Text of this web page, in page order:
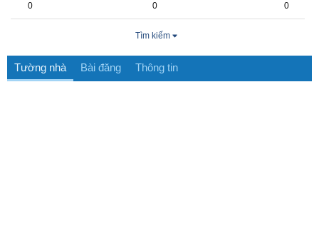
0 0 0
Tìm kiếm
Tường nhà Bài đăng Thông tin